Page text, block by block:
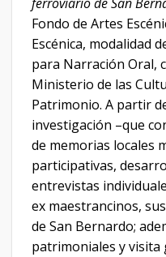
Fondo de Artes
Escénica, modalidad
para Narración Oral,
Ministerio de las
Patrimonio. A partir
investigación –que
de memorias locales
participativas,
entrevistas
ex maestrancinos,
de San Bernardo;
patrimoniales y visita